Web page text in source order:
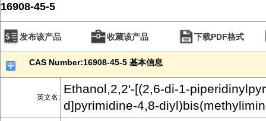
16908-45-5
发布该产品 收藏该产品 下载PDF格式
CAS Number:16908-45-5 基本信息
英文名:
Ethanol,2,2'-[(2,6-di-1-
d]pyrimidine-4,8-